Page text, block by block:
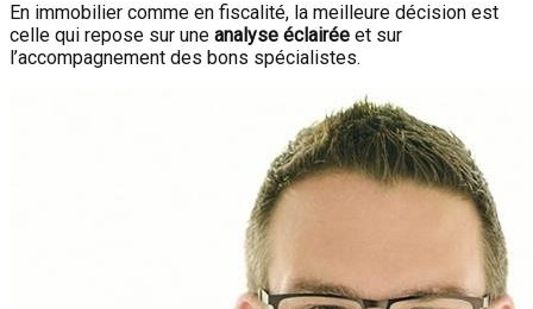
En immobilier comme en fiscalité, la meilleure décision est
celle qui repose sur une analyse éclairée et sur
l’accompagnement des bons spécialistes.